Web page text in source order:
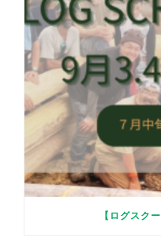
【ログスク